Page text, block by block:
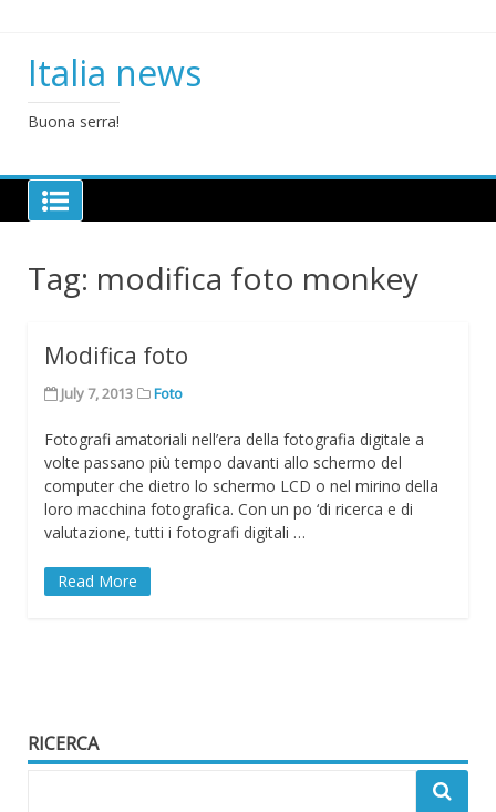
contentItalia news
Buona serra!
Tag: modifica foto monkey
Modifica foto
July 7, 2013 Foto
Fotografi amatoriali nell’era della fotografia digitale a
volte passano più tempo davanti allo schermo del
computer che dietro lo schermo LCD o nel mirino della
loro macchina fotografica. Con un po ‘di ricerca e di
valutazione, tutti i fotografi digitali …
Read More
RICERCA